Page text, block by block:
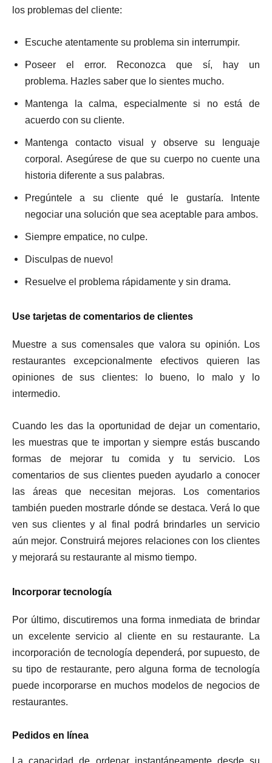
los problemas del cliente:
Escuche atentamente su problema sin interrumpir.
Poseer el error. Reconozca que sí, hay un
problema. Hazles saber que lo sientes mucho.
Mantenga la calma, especialmente si no está de
acuerdo con su cliente.
Mantenga contacto visual y observe su lenguaje
corporal. Asegúrese de que su cuerpo no cuente una
historia diferente a sus palabras.
Pregúntele a su cliente qué le gustaría. Intente
negociar una solución que sea aceptable para ambos.
Siempre empatice, no culpe.
Disculpas de nuevo!
Resuelve el problema rápidamente y sin drama.
Use tarjetas de comentarios de clientes
Muestre a sus comensales que valora su opinión. Los
restaurantes excepcionalmente efectivos quieren las
opiniones de sus clientes: lo bueno, lo malo y lo
intermedio.
Cuando les das la oportunidad de dejar un comentario,
les muestras que te importan y siempre estás buscando
formas de mejorar tu comida y tu servicio. Los
comentarios de sus clientes pueden ayudarlo a conocer
las áreas que necesitan mejoras. Los comentarios
también pueden mostrarle dónde se destaca. Verá lo que
ven sus clientes y al final podrá brindarles un servicio
aún mejor. Construirá mejores relaciones con los clientes
y mejorará su restaurante al mismo tiempo.
Incorporar tecnología
Por último, discutiremos una forma inmediata de brindar
un excelente servicio al cliente en su restaurante. La
incorporación de tecnología dependerá, por supuesto, de
su tipo de restaurante, pero alguna forma de tecnología
puede incorporarse en muchos modelos de negocios de
restaurantes.
Pedidos en línea